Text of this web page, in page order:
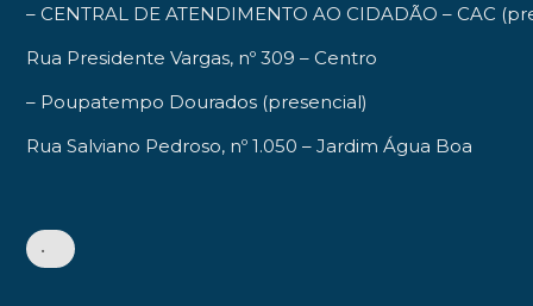
– CENTRAL DE ATENDIMENTO AO CIDADÃO – CAC
Rua Presidente Vargas, nº 309 – Centro
– Poupatempo Dourados (presencial)
Rua Salviano Pedroso, nº 1.050 – Jardim Água Boa
•